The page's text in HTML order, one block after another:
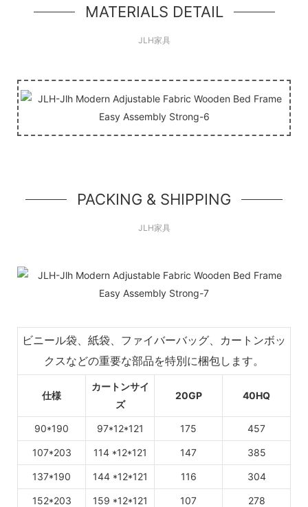
MATERIALS DETAIL
JLH家具
PACKING & SHIPPING
JLH家具
ビニール袋、紙袋、ファイバーバッグ、カートンボッ
クスなどの重要な部品を特別に梱包します。
仕様
カートンサイ
ズ
20GP 40HQ
90*190 97*12*121 175 457
107*203 114 *12*121 147 385
137*190 144 *12*121 116 304
152*203 159 *12*121 107 278